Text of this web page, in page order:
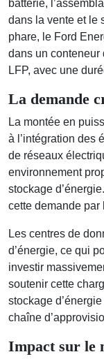
batterie,
dans la vente et le
phare, le Ford
dans un conteneur
LFP, avec une
La demande
La montée en
à l’intégration des
de réseaux
environnement
stockage
cette demande
Les centres de
d’énergie, ce qui
investir
soutenir cette
stockage
chaîne
Impact sur le